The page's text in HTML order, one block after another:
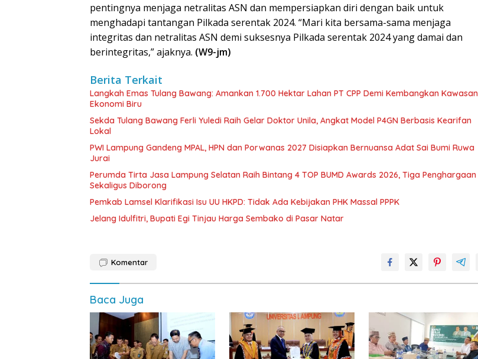
pentingnya menjaga netralitas ASN dan mempersiapkan diri dengan baik untuk
menghadapi tantangan Pilkada serentak 2024. “Mari kita bersama-sama menjaga
integritas dan netralitas ASN demi suksesnya Pilkada serentak 2024 yang damai dan
berintegritas,” ajaknya. (W9-jm)
Berita Terkait
Langkah Emas Tulang Bawang: Amankan 1.700 Hektar Lahan PT CPP Demi Kembangkan Kawasan
Ekonomi Biru
Sekda Tulang Bawang Ferli Yuledi Raih Gelar Doktor Unila, Angkat Model P4GN Berbasis Kearifan
Lokal
PWI Lampung Gandeng MPAL, HPN dan Porwanas 2027 Disiapkan Bernuansa Adat Sai Bumi Ruwa
Jurai
Perumda Tirta Jasa Lampung Selatan Raih Bintang 4 TOP BUMD Awards 2026, Tiga Penghargaan
Sekaligus Diborong
Pemkab Lamsel Klarifikasi Isu UU HKPD: Tidak Ada Kebijakan PHK Massal PPPK
Jelang Idulfitri, Bupati Egi Tinjau Harga Sembako di Pasar Natar
Komentar
Baca Juga